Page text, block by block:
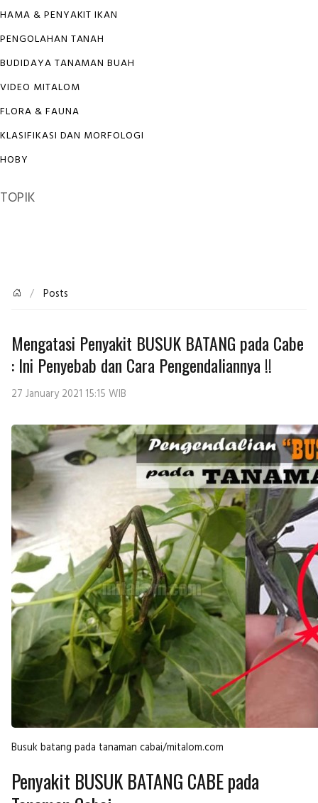
HAMA & PENYAKIT IKAN
PENGOLAHAN TANAH
BUDIDAYA TANAMAN BUAH
VIDEO MITALOM
FLORA & FAUNA
KLASIFIKASI DAN MORFOLOGI
HOBY
TOPIK
Posts
Mengatasi Penyakit BUSUK BATANG pada Cabe
: Ini Penyebab dan Cara Pengendaliannya !!
27 January 2021 15:15 WIB
Busuk batang pada tanaman cabai/mitalom.com
Penyakit BUSUK BATANG CABE pada